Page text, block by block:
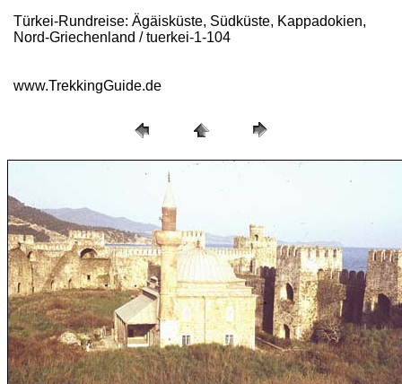
Türkei-Rundreise: Ägäisküste, Südküste, Kappadokien,
Nord-Griechenland / tuerkei-1-104
www.TrekkingGuide.de